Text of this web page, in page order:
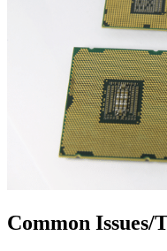
Common Issues/